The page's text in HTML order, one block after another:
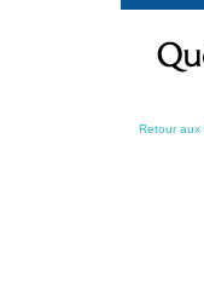
contenu
Retour aux